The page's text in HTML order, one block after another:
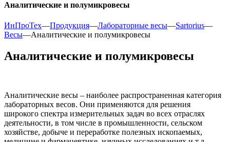
Аналитические и полумикровесы
ИнПроТех—Продукция—Лабораторные весы—Sartorius—
Весы—Аналитические и полумикровесы
Аналитические и полумикровесы
Аналитические весы – наиболее распространенная категория
лабораторных весов. Они применяются для решения
широкого спектра измерительных задач во всех отраслях
деятельности, в том числе в промышленности, сельском
хозяйстве, добыче и переработке полезных ископаемых,